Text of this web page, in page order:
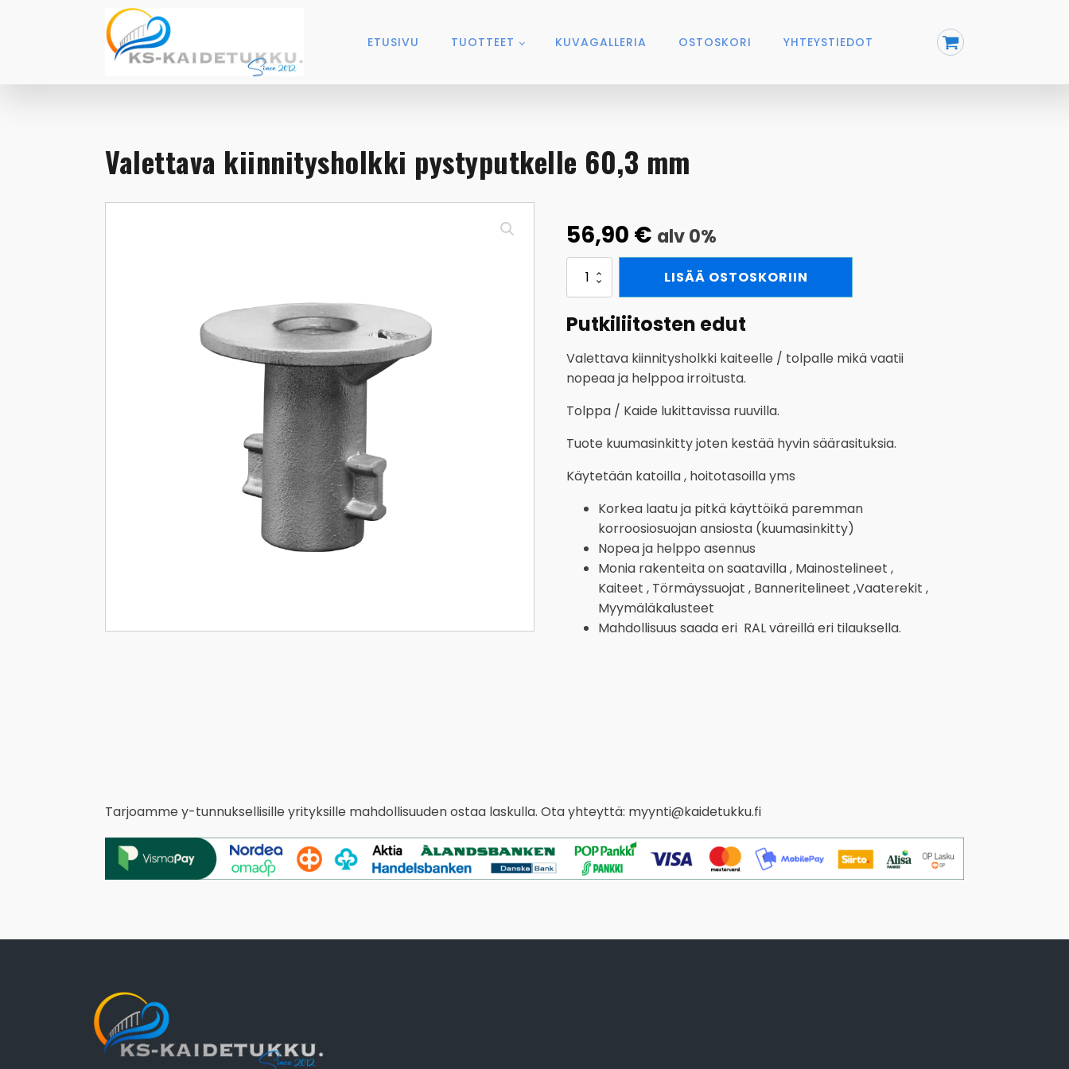
ETUSIVU TUOTTEET KUVAGALLERIA OSTOSKORI YHTEYSTIEDOT
Valettava kiinnitysholkki pystyputkelle 60,3 mm
56,90 € alv 0%
Valettava
kiinnitysholkki
pystyputkelle
60,3
mm
LISÄÄ OSTOSKORIIN
Putkiliitosten edut
Valettava kiinnitysholkki kaiteelle / tolpalle mikä vaatii
nopeaa ja helppoa irroitusta.
Tolppa / Kaide lukittavissa ruuvilla.
Tuote kuumasinkitty joten kestää hyvin säärasituksia.
Käytetään katoilla , hoitotasoilla yms
Korkea laatu ja pitkä käyttöikä paremman
korroosiosuojan ansiosta (kuumasinkitty)
Nopea ja helppo asennus
Monia rakenteita on saatavilla , Mainostelineet ,
Kaiteet , Törmäyssuojat , Banneritelineet ,Vaaterekit ,
Myymäläkalusteet
Mahdollisuus saada eri RAL väreillä eri tilauksella.
Tarjoamme y-tunnuksellisille yrityksille mahdollisuuden ostaa laskulla. Ota yhteyttä: myynti@kaidetukku.fi